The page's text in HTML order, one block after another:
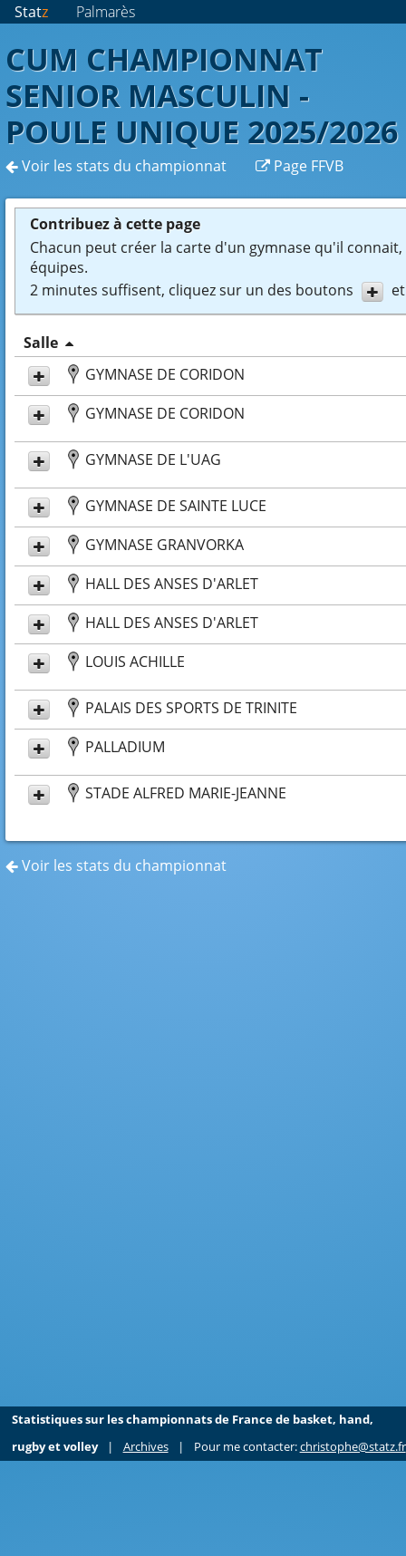
Statz Palmarès
CUM CHAMPIONNAT
SENIOR MASCULIN -
POULE UNIQUE 2025/2026
Page FFVB
Voir les stats du championnat
Contribuez à cette page
Chacun peut créer la carte d'un gymnase qu'il
équipes.
2 minutes suffisent, cliquez sur un des boutons
Salle
GYMNASE DE CORIDON
GYMNASE DE CORIDON
GYMNASE DE L'UAG
GYMNASE DE SAINTE LUCE
GYMNASE GRANVORKA
HALL DES ANSES D'ARLET
HALL DES ANSES D'ARLET
LOUIS ACHILLE
PALAIS DES SPORTS DE TRINITE
PALLADIUM
STADE ALFRED MARIE-JEANNE
Voir les stats du championnat
Statistiques sur les championnats de France de basket, hand,
rugby et volley
| Archives | Pour me contacter:christophe@statz.fr